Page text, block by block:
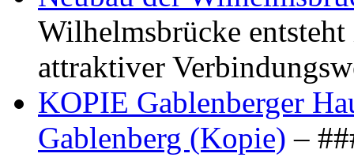
Wilhelmsbrücke
attraktiver
KOPIE Gablenberger
Gablenberg (Kopie) –